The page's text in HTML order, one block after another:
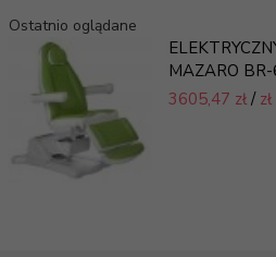
Ostatnio oglądane
MAZARO
3605,47 zł/ zł